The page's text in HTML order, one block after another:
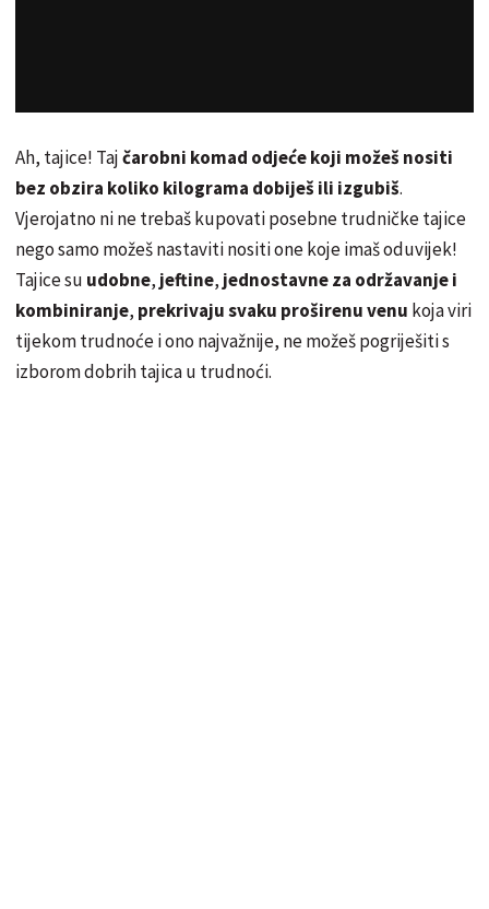
Ah, tajice! Tajčarobni komad odjeće koji možeš nositi
bez obzira koliko kilograma dobiješ ili izgubiš.
Vjerojatno ni ne trebaš kupovati posebne trudničke tajice
nego samo možeš nastaviti nositi one koje imaš oduvijek!
Tajice su udobne, jeftine, jednostavne za održavanje i
kombiniranje, prekrivaju svaku proširenu venu koja viri
tijekom trudnoće i ono najvažnije, ne možeš pogriješiti s
izborom dobrih tajica u trudnoći.